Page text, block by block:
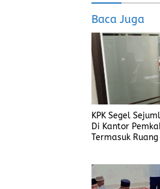
o
o
d
o
Baca Juga
KPK Segel
Di Kantor
Termasuk